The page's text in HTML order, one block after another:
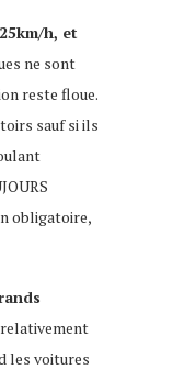
h, et
ne sont
reste floue.
sauf si ils
obligatoire,
les voitures